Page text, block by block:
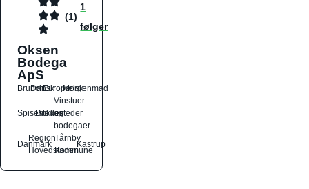
(1)
1
følger
Oksen
Bodega
ApS
Brunch
DanskEuropæiskMorgenmad
Spisesteder
Drikkesteder
Vinstuer
og
bodegaer
Danmark
Region
Hovedstaden
Tårnby
Kommune
Kastrup